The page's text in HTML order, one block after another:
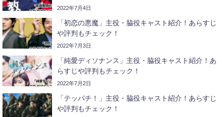
2022年7月4日
「初恋の悪魔」主役・脇役キャスト紹介！あらすじ
や評判もチェック！
2022年7月3日
「純愛ディソナンス」主役・脇役キャスト紹介！あ
らすじや評判もチェック！
2022年7月2日
「テッパチ！」主役・脇役キャスト紹介！あらすじ
や評判もチェック！